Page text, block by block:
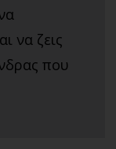
να ζεις
που